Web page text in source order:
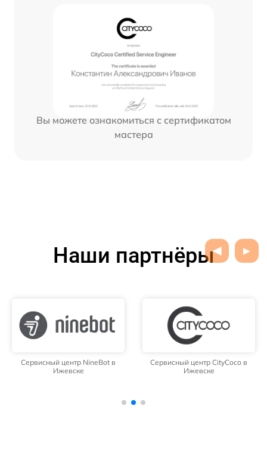
Вы можете ознакомиться с сертификатом
мастера
Наши партнёры
Сервисный центр NineBot в
Ижевске
Сервисный центр CityCoco в
Ижевске